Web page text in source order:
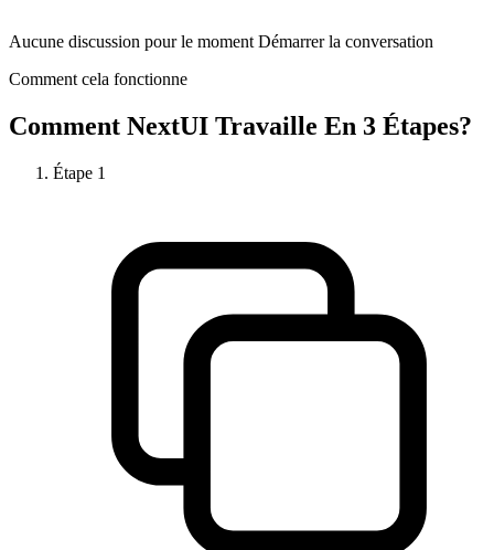
Aucune discussion pour le moment Démarrer la conversation
Comment cela fonctionne
Comment NextUI Travaille En 3 Étapes?
Étape 1